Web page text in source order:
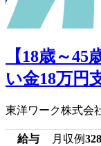
【18歳～
い金18万円
東洋ワーク株式会
給与 月収例